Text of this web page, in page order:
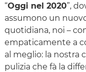
“Oggi nel 2020”,
assumono un
quotidiana, noi –
empaticamente a
al meglio: la nostra
pulizia che fà la